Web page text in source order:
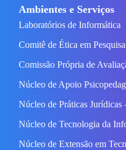
Ambientes e Serviços
Laboratórios de Informática
Comitê de Ética em
Comissão Própria de
Núcleo de Apoio
Núcleo de Práticas Jurídicas
Núcleo de Tecnologia da
Núcleo de Extensão em